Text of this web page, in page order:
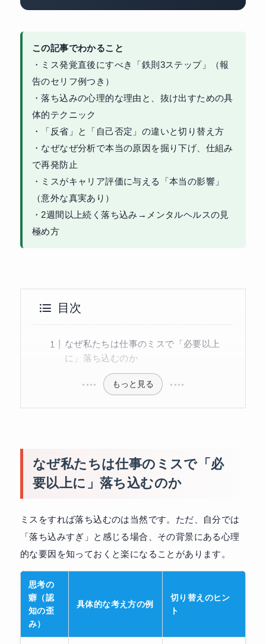
この記事でわかること
・ミス発覚直後にすべき「鉄則3ステップ」（報
告のセリフ例つき）
・落ち込みの心理的な理由と、抜け出すための具
体的テクニック
・「反省」と「自己否定」の違いと切り替え方
・なぜなぜ分析で本当の原因を掘り下げ、仕組み
で再発防止
・ミスがキャリア評価に与える「本当の影響」
（意外な真実あり）
・2週間以上続く落ち込み→メンタルヘルスの見
極め方
目次
なぜ私たちは仕事のミスで「必要以上
に」落ち込むのか
もっと見る
なぜ私たちは仕事のミスで「必
要以上に」落ち込むのか
ミスをすれば落ち込むのは当然です。ただ、自分では
「落ち込みすぎ」と感じる場合、その背景にある心理
的な要因を知っておくと楽になることがあります。
思考の
癖（認
知の歪
み）
具体的な考え方の例
切り替えのヒン
ト